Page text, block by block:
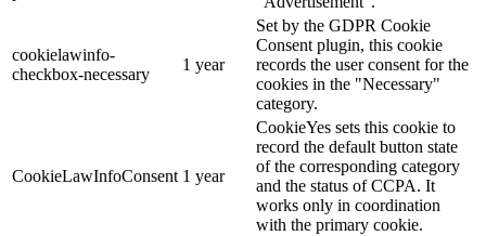
cookielawinfo-
checkbox-necessary
1 year
Set by the GDPR Cookie
Consent plugin, this cookie
records the user consent for the
cookies in the "Necessary"
category.
CookieLawInfoConsent 1 year
CookieYes sets this cookie to
record the default button state
of the corresponding category
and the status of CCPA. It
works only in coordination
with the primary cookie.